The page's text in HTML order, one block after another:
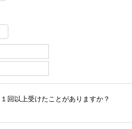
回以上受けたことがありますか？